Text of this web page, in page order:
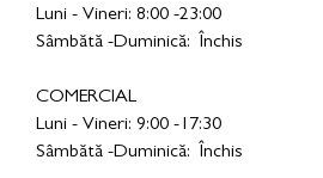
Luni - Vineri: 8:00 -23:00
Sâmbătă -Duminică: Închis
COMERCIAL
Luni - Vineri: 9:00 -17:30
Sâmbătă -Duminică: Închis